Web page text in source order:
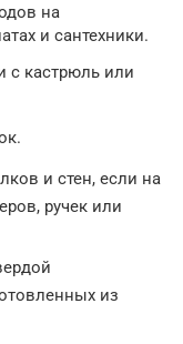
на
и сантехники.
с кастрюль или
и стен, если на
ручек или
из